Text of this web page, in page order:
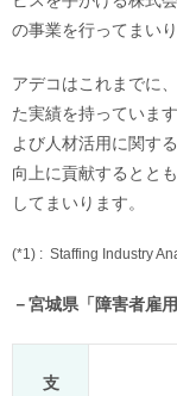
の事業を行ってまいり
アデコはこれまでに
た実績を持っていま
よび人材活用に関す
向上に貢献するとと
してまいります。
(*1) : Staffing Industry
－宮城県「障害者雇
支